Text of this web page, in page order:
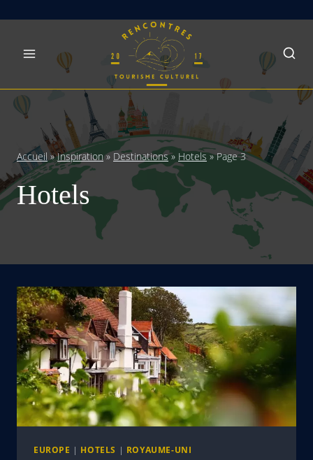
Accueil »Inspiration»Destinations» Hotels»Page 3
Hotels
EUROPE | HOTELS | ROYAUME-UNI